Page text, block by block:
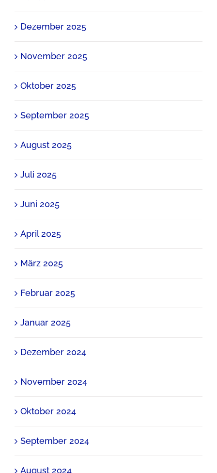
Dezember 2025
November 2025
Oktober 2025
September 2025
August 2025
Juli 2025
Juni 2025
April 2025
März 2025
Februar 2025
Januar 2025
Dezember 2024
November 2024
Oktober 2024
September 2024
August 2024